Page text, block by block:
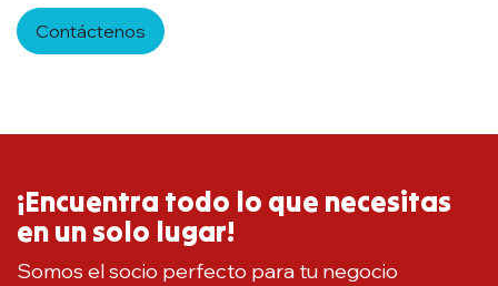
Contáctenos
¡Encuentra todo lo que necesitas
en un solo lugar!
Somos el socio perfecto para tu negocio